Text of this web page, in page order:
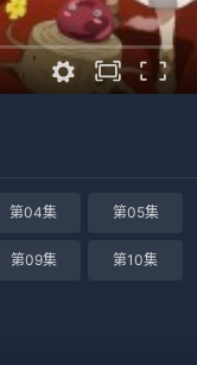
第04集 第05集
第09集 第10集